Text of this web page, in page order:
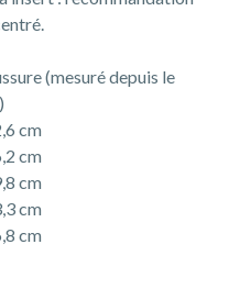
(mesuré depuis le
cm
cm
cm
cm
cm